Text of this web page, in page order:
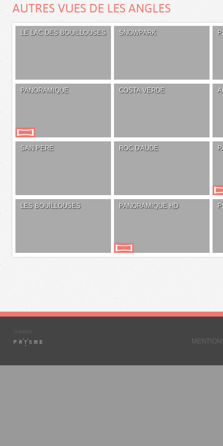
AUTRES VUES DE LES ANGLES
LE LAC DES BOUILLOUSES SNOWPARK
PANORAMIQUE COSTA VERDE
SAN PERE ROC D'AUDE
LES BOUILLOUSES PANORAMIQUE HD